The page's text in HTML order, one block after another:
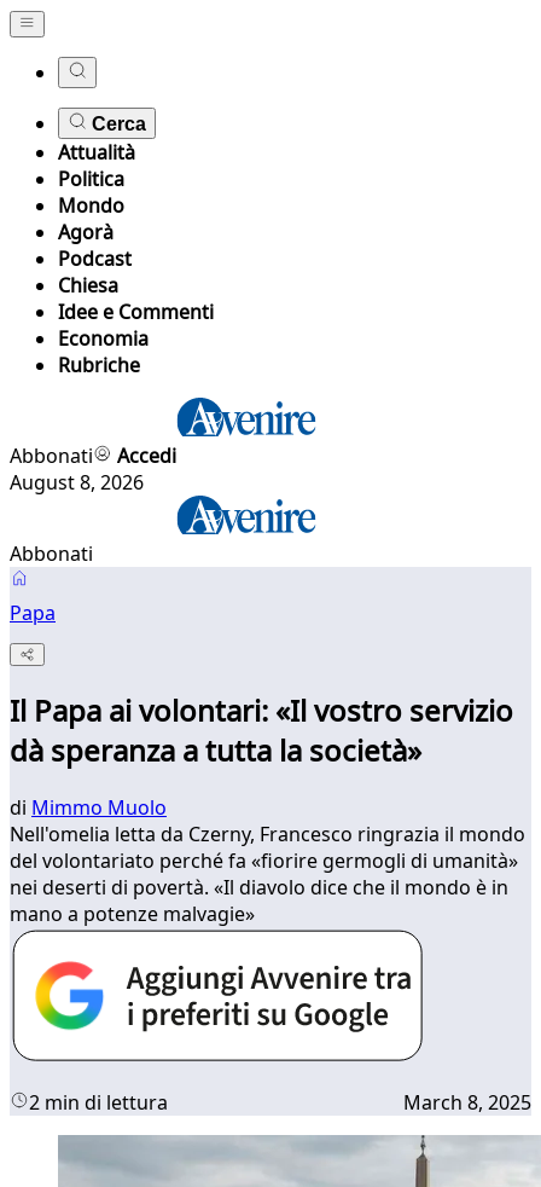
Cerca
Attualità
Politica
Mondo
Agorà
Podcast
Chiesa
Idee e Commenti
Economia
Rubriche
Abbonati
Accedi
August 8, 2026
Abbonati
Papa
Il Papa ai volontari: «Il vostro servizio
dà speranza a tutta la società»
di Mimmo Muolo
Nell'omelia letta da Czerny, Francesco ringrazia il mondo
del volontariato perché fa «fiorire germogli di umanità»
nei deserti di povertà. «Il diavolo dice che il mondo è in
mano a potenze malvagie»
2 min di lettura March 8, 2025